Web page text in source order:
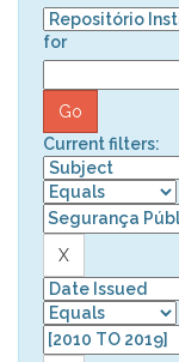
for
Current filters: